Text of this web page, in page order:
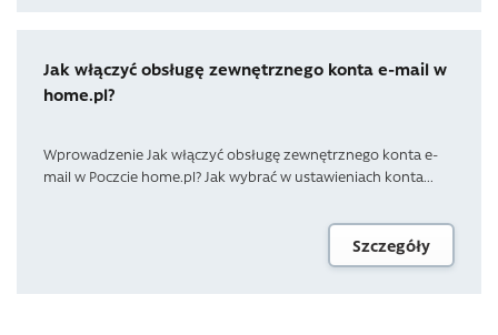
Jak włączyć obsługę zewnętrznego konta e-mail w
home.pl?
Wprowadzenie Jak włączyć obsługę zewnętrznego konta e-
mail w Poczcie home.pl? Jak wybrać w ustawieniach konta...
Szczegóły